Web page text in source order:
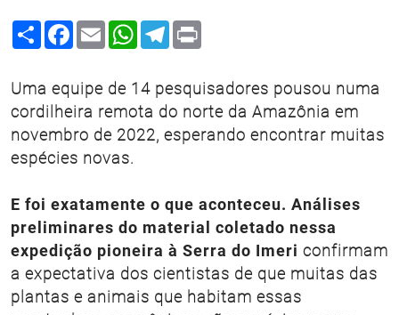
Share Facebook
Email WhatsApp
Telegram
Uma equipe de 14 pesquisadores pousou numa
cordilheira remota do norte da Amazônia em
novembro de 2022, esperando encontrar muitas
espécies novas.
E foi exatamente o que aconteceu. Análises
preliminares do material coletado nessa
expedição pioneira à Serra do Imeri confirmam
a expectativa dos cientistas de que muitas das
plantas e animais que habitam essas